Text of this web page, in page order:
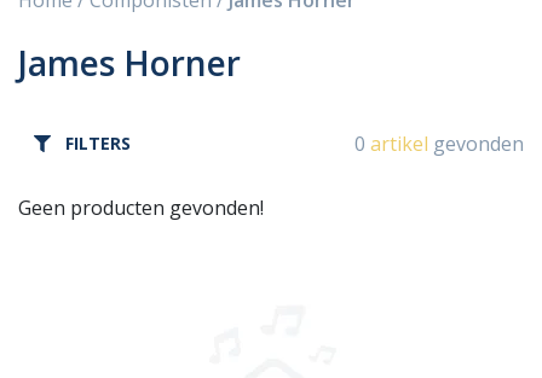
James Horner
FILTERS 0 artikel gevonden
Geen producten gevonden!